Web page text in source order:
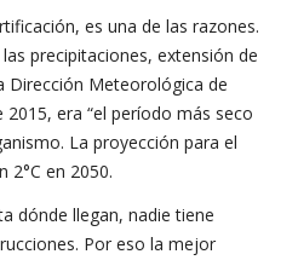
es una de las razones.
precipitaciones, extensión de
Dirección Meteorológica de
era “el período más seco
La proyección para el
2°C en 2050.
dónde llegan, nadie tiene
Por eso la mejor